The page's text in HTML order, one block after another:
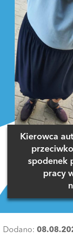
Kierowca
spodenek
pracy
Dodano: